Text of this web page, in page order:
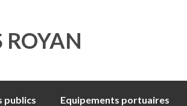
ROYAN
publics Equipements portuaires